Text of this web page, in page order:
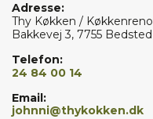
Adresse:
Thy Køkken /
Bakkevej 3, 7755
Telefon:
24 84 00 14
Email:
johnni@thykokken.dk